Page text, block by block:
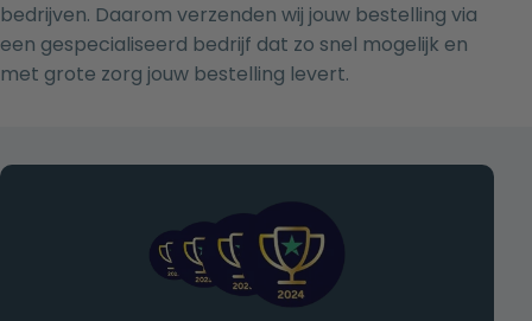
bedrijven. Daarom verzenden wij jouw bestelling via
een gespecialiseerd bedrijf dat zo snel mogelijk en
met grote zorg jouw bestelling levert.